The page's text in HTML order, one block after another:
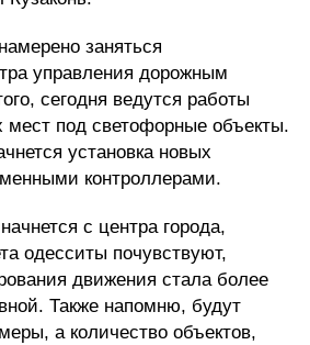
заняться
управления дорожным
сегодня ведутся работы
мест под светофорные объекты.
установка новых
контроллерами.
с центра города,
одесситы почувствуют,
движения стала более
Также напомню, будут
а количество объектов,